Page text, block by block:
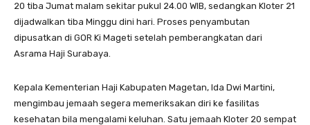
20 tiba Jumat malam sekitar pukul 24.00 WIB, sedangkan Kloter 21
dijadwalkan tiba Minggu dini hari. Proses penyambutan
dipusatkan di GOR Ki Mageti setelah pemberangkatan dari
Asrama Haji Surabaya.
Kepala Kementerian Haji Kabupaten Magetan, Ida Dwi Martini,
mengimbau jemaah segera memeriksakan diri ke fasilitas
kesehatan bila mengalami keluhan. Satu jemaah Kloter 20 sempat